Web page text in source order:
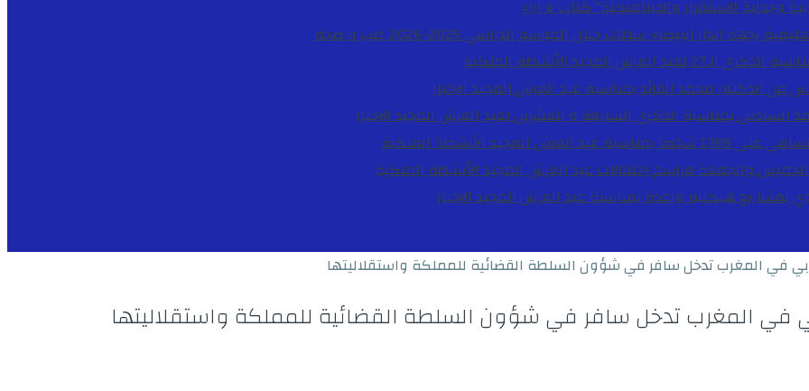
وجدلية الاستقرار والديناميكية”كتاب و اراء
طب و صحة
لعيد العرش المجيد
الأنشطة الملكية
من الدكتور محمد الفائد بمناسبة عيد العرش المجيدالاخبار
السادس بمناسبة الذكرى السابعة و العشرين لعيد العرش المجيدالاخبار
عيد العرش المجيد
الأنشطة الملكية
والجمعة مراسم احتفالات عيد العرش المجيدالأنشطة الملكية
بمشاريع هيكلية واعدة بمناسبة عيد العرش المجيدالاخبار
في المغرب تدخل سافر في شؤون السلطة القضائية للمملكة واستقلاليتها
في المغرب تدخل سافر في شؤون السلطة القضائية للمملكة واستقلاليتها